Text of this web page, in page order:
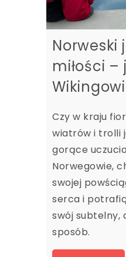
Norweski
miłości
Czy w kraju
wiatrów i trolli
gorące
Norwegowie,
swojej
serca i
swój subtelny,
sposób.